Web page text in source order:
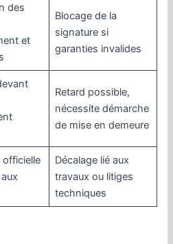
des
et
Blocage de la
signature si
garanties invalides
Retard possible,
nécessite démarche
de mise en demeure
officielle
Décalage lié aux
travaux ou litiges
techniques